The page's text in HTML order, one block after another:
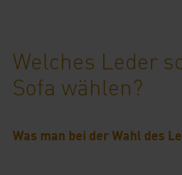
Welches Leder
Sofa wählen?
Was man bei der Wahl des